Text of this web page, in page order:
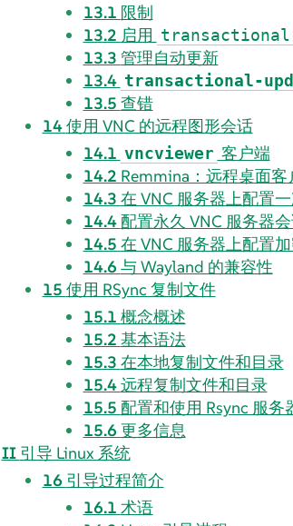
13.1 限制
13.2 启用
13.3 管理自动更新
13.4 transactional-
13.5 查错
14使用 VNC 的远程图形会话
14.1 vncviewer 客户端
14.2 Remmina：远程桌面客
14.3 在 VNC 服务器上配置
14.4配置永久 VNC 服务器
14.5 在 VNC 服务器上配置
14.6 与 Wayland 的兼容性
15 使用 RSync 复制文件
15.1 概念概述
15.2 基本语法
15.3 在本地复制文件和目录
15.4远程复制文件和目录
15.5 配置和使用 Rsync 服务
15.6 更多信息
II 引导 Linux 系统
16 引导过程简介
16.1 术语